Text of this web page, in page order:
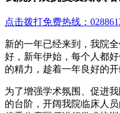
点击拨打免费热线：
新的一年已经来到，我院
好，新年伊始，每个人都
的精力，趁着一年良好的
为了增强学术氛围、促进
的台阶，开阔我院临床人